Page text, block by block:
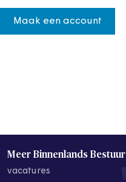
Maak een account
Meer Binnenlands Bestuur
vacatures